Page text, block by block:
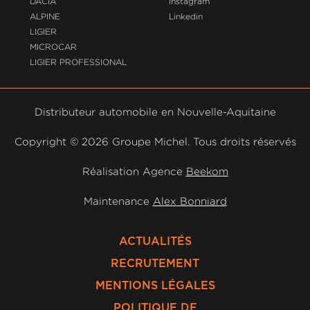
ALPINE
LIGIER
MICROCAR
LIGIER PROFESSIONAL
Linkedin
Distributeur automobile en Nouvelle-Aquitaine
Copyright © 2026 Groupe Michel. Tous droits réservés
Réalisation Agence Beekom
Maintenance Alex Bonniard
ACTUALITÉS
RECRUTEMENT
MENTIONS LÉGALES